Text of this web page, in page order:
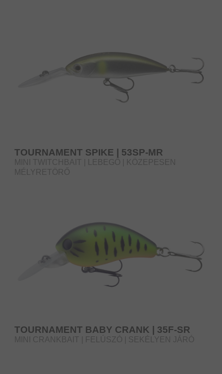
TOURNAMENT SPIKE | 53SP-MR
MINI TWITCHBAIT | LEBEGŐ | KÖZEPESEN
MÉLYRETÖRŐ
TOURNAMENT BABY CRANK | 35F-SR
MINI CRANKBAIT | FELÚSZÓ | SEKÉLYEN JÁRÓ